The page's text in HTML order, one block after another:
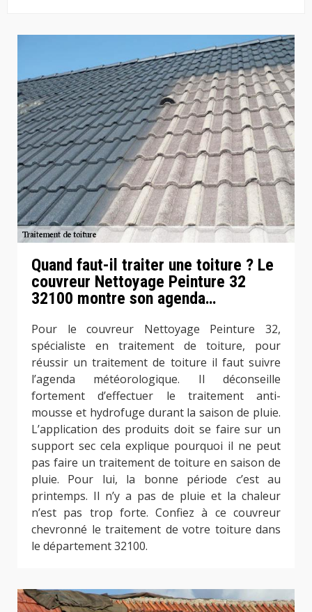
Quand faut-il traiter une toiture ? Le
couvreur Nettoyage Peinture 32
32100 montre son agenda…
Pour le couvreur Nettoyage Peinture 32,
spécialiste en traitement de toiture, pour
réussir un traitement de toiture il faut suivre
l’agenda météorologique. Il déconseille
fortement d’effectuer le traitement anti-
mousse et hydrofuge durant la saison de pluie.
L’application des produits doit se faire sur un
support sec cela explique pourquoi il ne peut
pas faire un traitement de toiture en saison de
pluie. Pour lui, la bonne période c’est au
printemps. Il n’y a pas de pluie et la chaleur
n’est pas trop forte. Confiez à ce couvreur
chevronné le traitement de votre toiture dans
le département 32100.